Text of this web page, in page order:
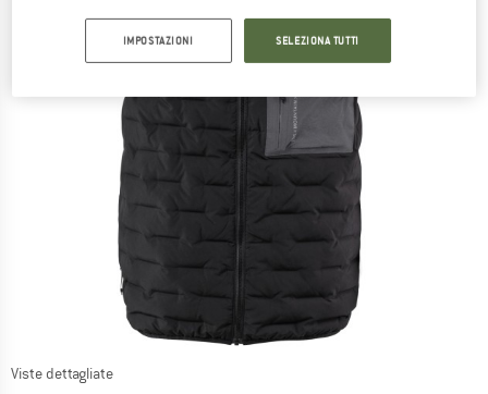
Viste dettagliate
IMPOSTAZIONI SELEZIONA TUTTI